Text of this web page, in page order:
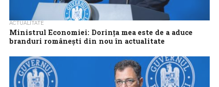
ACTUALITATE
Ministrul Economiei: Dorinţa mea este de a aduce
branduri româneşti din nou în actualitate
revitalizate, astfel încât acestea să redevină cunoscute atât în
ţară, cât şi peste hotare,...